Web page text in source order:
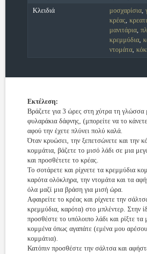
Κλειδιά
μοσχαρίσια,
κρέας,
μανιτάρια,
κρεμμύδια,
ντομάτα,
Εκτέλεση:
Βράζετε για 3 ώρες στη χύτρα τη γλώσσα
φυλαράκια δάφνης, (μπορείτε να το
αφού την έχετε πλύνει πολύ καλά.
Όταν κρυώσει, την ξεπετσώνετε και την
κομμάτια, βάζετε το μισό λάδι σε μια
και προσθέτετε το κρέας.
Το σοτάρετε και ρίχνετε τα κρεμμύδια
καρότα ολόκληρα, την ντομάτα και τα
όλα μαζί μια βράση για μισή ώρα.
Αφαιρείτε το κρέας και ρίχνετε την
κρεμμύδια, καρότα) στο μπλέντερ. Στην
προσθέστε το υπόλοιπο λάδι και ρίξτε τα
κομμένα όπως αγαπάτε (εμένα μου
κομμάτια).
Κατόπιν προσθέστε την σάλτσα και